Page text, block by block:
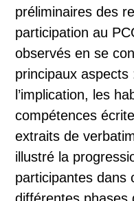
préliminaires des
participation au
observés en se
principaux aspects
l’implication, les
compétences
extraits de
illustré la
participantes dans